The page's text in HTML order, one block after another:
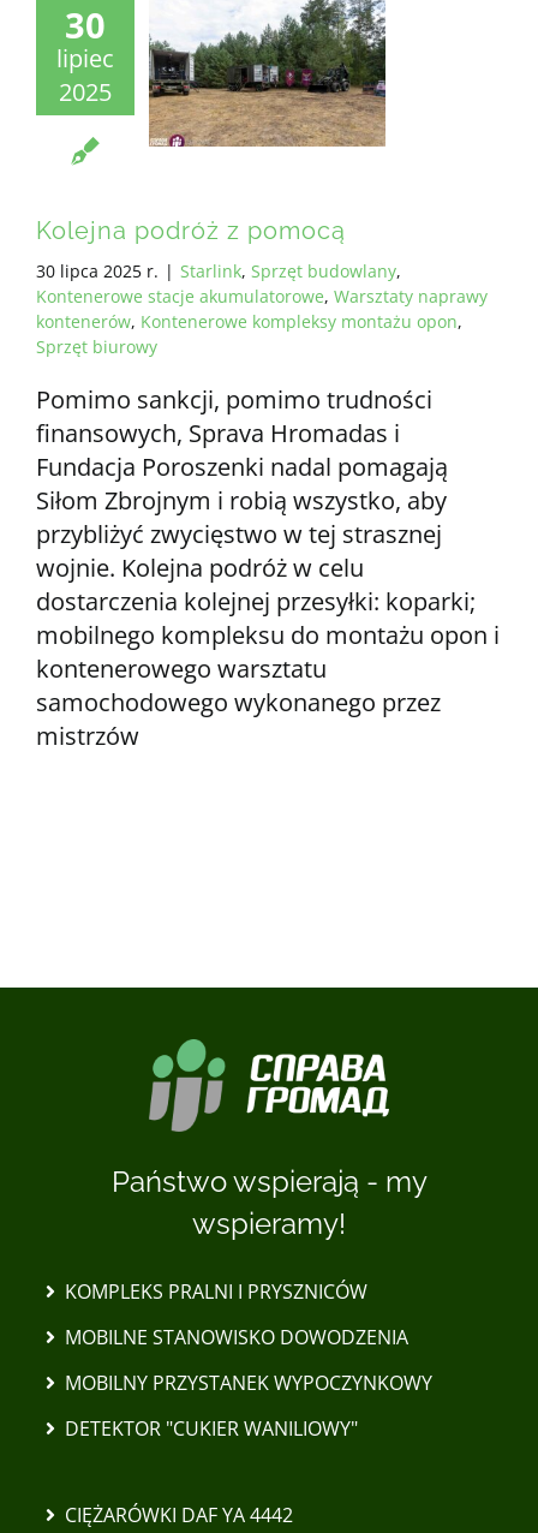
30
lipiec
2025
Kolejna podróż z pomocą
30 lipca 2025 r. | Starlink, Sprzęt budowlany,
Kontenerowe stacje akumulatorowe, Warsztaty naprawy
kontenerów, Kontenerowe kompleksy montażu opon,
Sprzęt biurowy
Pomimo sankcji, pomimo trudności
finansowych, Sprava Hromadas i
Fundacja Poroszenki nadal pomagają
Siłom Zbrojnym i robią wszystko, aby
przybliżyć zwycięstwo w tej strasznej
wojnie. Kolejna podróż w celu
dostarczenia kolejnej przesyłki: koparki;
mobilnego kompleksu do montażu opon i
kontenerowego warsztatu
samochodowego wykonanego przez
mistrzów
Państwo wspierają - my
wspieramy!
KOMPLEKS PRALNI I PRYSZNICÓW
MOBILNE STANOWISKO DOWODZENIA
MOBILNY PRZYSTANEK WYPOCZYNKOWY
DETEKTOR "CUKIER WANILIOWY"
CIĘŻARÓWKI DAF YA 4442